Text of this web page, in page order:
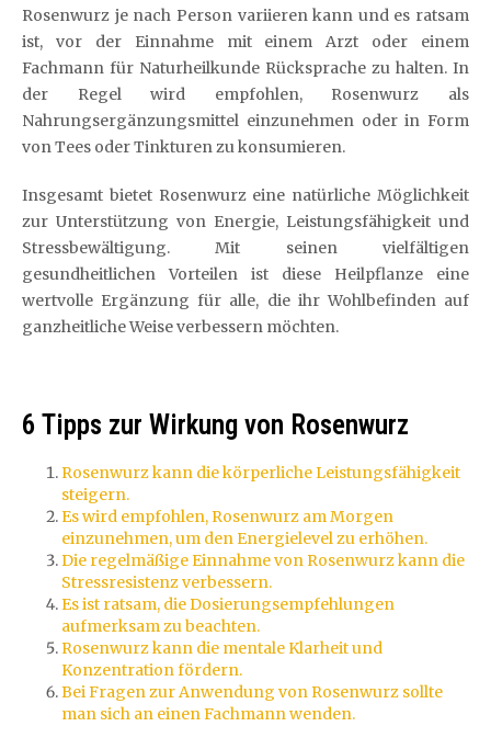
Rosenwurz je nach Person variieren kann und es ratsam
ist, vor der Einnahme mit einem Arzt oder einem
Fachmann für Naturheilkunde Rücksprache zu halten. In
der Regel wird empfohlen, Rosenwurz als
Nahrungsergänzungsmittel einzunehmen oder in Form
von Tees oder Tinkturen zu konsumieren.
Insgesamt bietet Rosenwurz eine natürliche Möglichkeit
zur Unterstützung von Energie, Leistungsfähigkeit und
Stressbewältigung. Mit seinen vielfältigen
gesundheitlichen Vorteilen ist diese Heilpflanze eine
wertvolle Ergänzung für alle, die ihr Wohlbefinden auf
ganzheitliche Weise verbessern möchten.
6 Tipps zur Wirkung von Rosenwurz
Rosenwurz kann die körperliche Leistungsfähigkeit
steigern.
Es wird empfohlen, Rosenwurz am Morgen
einzunehmen, um den Energielevel zu erhöhen.
Die regelmäßige Einnahme von Rosenwurz kann die
Stressresistenz verbessern.
Es ist ratsam, die Dosierungsempfehlungen
aufmerksam zu beachten.
Rosenwurz kann die mentale Klarheit und
Konzentration fördern.
Bei Fragen zur Anwendung von Rosenwurz sollte
man sich an einen Fachmann wenden.